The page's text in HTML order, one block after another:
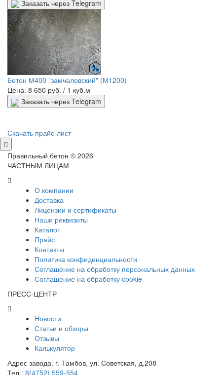
Заказать через Telegram
Бетон М400 "замчаловский" (М1200)
Цена: 8 650 руб. / 1 куб.м
Заказать через Telegram
Скачать прайс-лист
Правильный бетон © 2026
ЧАСТНЫМ ЛИЦАМ
О компании
Доставка
Лицензии и сертификаты
Наши реквизиты
Каталог
Прайс
Контакты
Политика конфиденциальности
Соглашение на обработку персональных данных
Соглашение на обработку cookie
ПРЕСС-ЦЕНТР
Новости
Статьи и обзоры
Отзывы
Калькулятор
Адрес завода: г. Тамбов, ул. Советская, д.208
Тел.: 8(4752) 559-554